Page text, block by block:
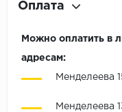
Оплата
Можно оплатить в
адресам:
Менделеева
Менделеева